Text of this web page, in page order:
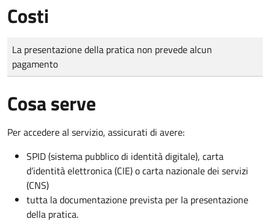
Costi
Tipo di pagamento
Importo
La presentazione della pratica non prevede alcun
pagamento
Cosa serve
Per accedere al servizio, assicurati di avere:
SPID (sistema pubblico di identità digitale), carta
d’identità elettronica (CIE) o carta nazionale dei servizi
(CNS)
tutta la documentazione prevista per la presentazione
della pratica.